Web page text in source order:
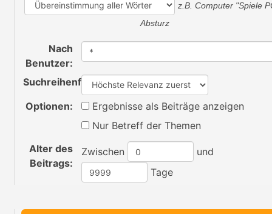
z.B. Computer "Spiele
Absturz
Nach
Benutzer:
Suchreihenfolge:
Optionen:
Ergebnisse als Beiträge anzeigen
Nur Betreff der Themen
Alter des
Beitrags:
Zwischen
und
Tage